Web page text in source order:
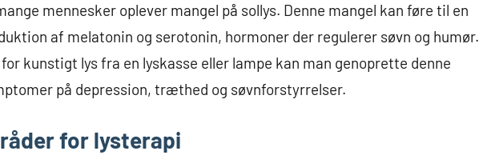
mennesker oplever mangel på sollys. Denne mangel kan føre til en
af melatonin og serotonin, hormoner der regulerer søvn og humør.
kunstigt lys fra en lyskasse eller lampe kan man genoprette denne
på depression, træthed og søvnforstyrrelser.
for lysterapi